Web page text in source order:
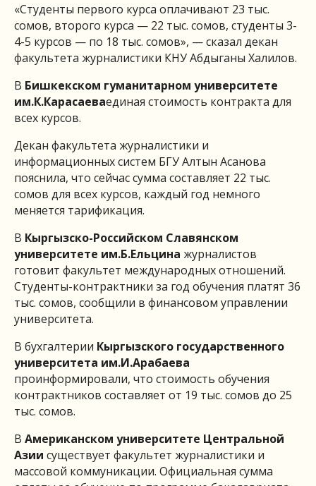
«Студенты первого курса оплачивают 23 тыс.
сомов, второго курса — 22 тыс. сомов, студенты 3-
4-5 курсов — по 18 тыс. сомов», — сказал декан
факультета журналистики КНУ Абдыганы Халилов.
В Бишкекском гуманитарном университете
им.К.Карасаеваединая стоимость контракта для
всех курсов.
Декан факультета журналистики и
информационных систем БГУ Алтын Асанова
пояснила, что сейчас сумма составляет 22 тыс.
сомов для всех курсов, каждый год немного
меняется тарификация.
В Кыргызско-Российском Славянском
университете им.Б.Ельцина журналистов
готовит факультет международных отношений.
Студенты-контрактники за год обучения платят 36
тыс. сомов, сообщили в финансовом управлении
университета.
В бухгалтерии Кыргызского государственного
университета им.И.Арабаева
проинформировали, что стоимость обучения
контрактников составляет от 19 тыс. сомов до 25
тыс. сомов.
В Американском университете Центральной
Азии существует факультет журналистики и
массовой коммуникации. Официальная сумма